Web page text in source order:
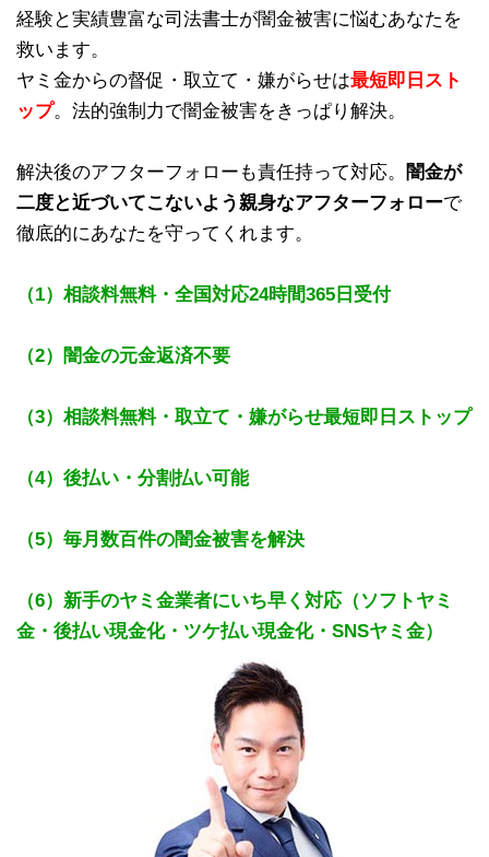
経験と実績豊富な司法書士が闇金被害に悩むあなたを
救います。
ヤミ金からの督促・取立て・嫌がらせは最短即日スト
ップ。法的強制力で闇金被害をきっぱり解決。
解決後のアフターフォローも責任持って対応。
闇金が
二度と近づいてこないよう親身なアフターフォローで
徹底的にあなたを守ってくれます。
（1）相談料無料・全国対応24時間365日受付
（2）闇金の元金返済不要
（3）相談料無料・取立て・嫌がらせ最短即日ストップ
（4）後払い・分割払い可能
（5）毎月数百件の闇金被害を解決
（6）新手のヤミ金業者にいち早く対応（ソフトヤミ
金・後払い現金化・ツケ払い現金化・SNSヤミ金）